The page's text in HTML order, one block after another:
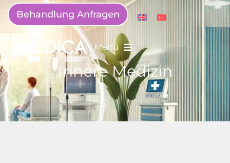
Behandlung Anfragen
Menü
Innere Medizin